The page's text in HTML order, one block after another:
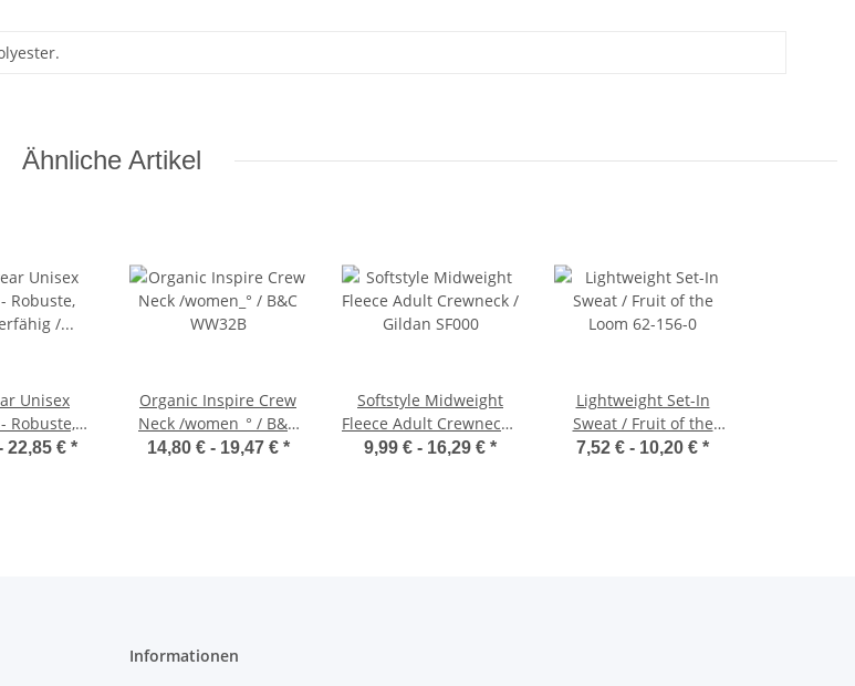
Ähnliche Artikel
Unisex
Robuste,
/
22,85 € *
Organic Inspire Crew
Neck /women_° / B&C
WW32B
14,80 € - 19,47 € *
Softstyle Midweight
Fleece Adult Crewneck /
Gildan SF000
9,99 € - 16,29 € *
Lightweight Set-In
Sweat / Fruit of the
Loom 62-156-0
7,52 € - 10,20 € *
Informationen